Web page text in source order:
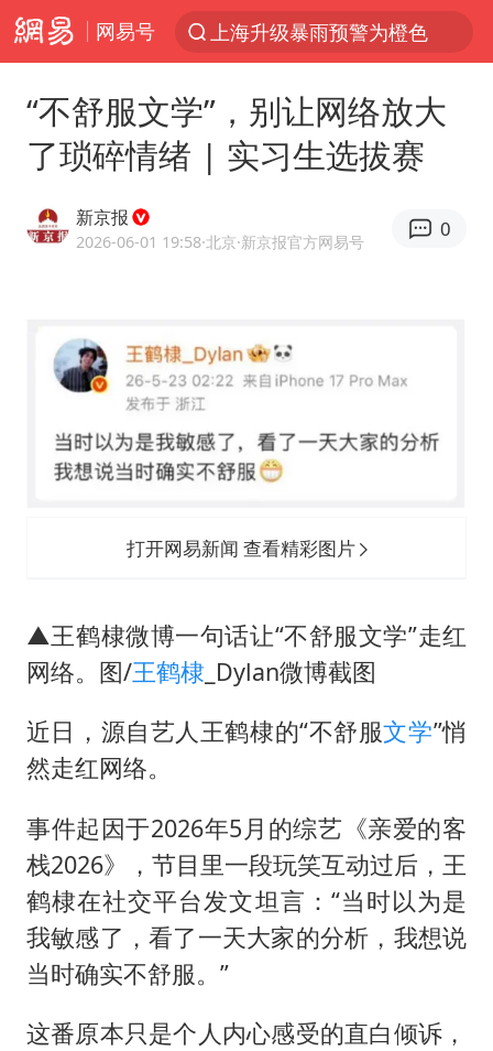
网易号
上海升级暴雨预警为橙色
拜登前列腺癌恶化
“白海豚”逼近浙闽沿海
2026年7月份居民消费价格同比上涨0.5%
方桃子代言广告视频已下架
WTT横滨冠军赛女单四强国乒占三席
央视新主播李秋莹孙亚鹏亮相
“不舒服文学”，别让网络放大
了琐碎情绪 | 实习生选拔赛
新京报
2026-06-01 19:58·北京·新京报官方网易号
0
打开网易新闻 查看精彩图片
▲王鹤棣微博一句话让“不舒服文学”走红
网络。图/王鹤棣_Dylan微博截图
近日，源自艺人王鹤棣的“不舒服文学”悄
然走红网络。
事件起因于2026年5月的综艺《亲爱的客
栈2026》，节目里一段玩笑互动过后，王
鹤棣在社交平台发文坦言：“当时以为是
我敏感了，看了一天大家的分析，我想说
当时确实不舒服。”
这番原本只是个人内心感受的直白倾诉，